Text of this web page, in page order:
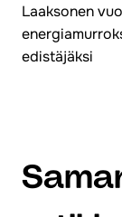
Laaksonen
edistäjäksi